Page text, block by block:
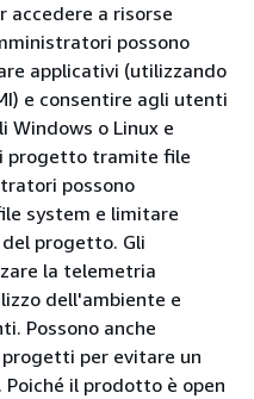
accedere a risorse
possono
applicativi (utilizzando
e consentire agli utenti
Windows o Linux e
progetto tramite file
possono
system e limitare
progetto. Gli
la telemetria
dell'ambiente e
Possono anche
per evitare un
Poiché il prodotto è open